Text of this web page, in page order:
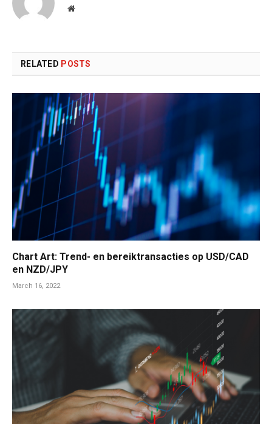
Website
RELATED POSTS
Chart Art: Trend- en bereiktransacties op USD/CAD
en NZD/JPY
March 16, 2022